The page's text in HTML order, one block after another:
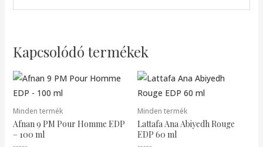
Kapcsolódó termékek
Minden termék
Afnan 9 PM Pour Homme EDP
– 100 ml
Minden termék
Lattafa Ana Abiyedh Rouge
EDP 60 ml